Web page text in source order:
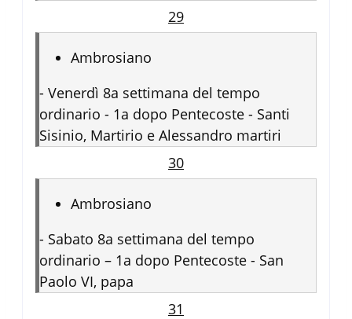
29
Ambrosiano
- Venerdì 8a settimana del tempo
ordinario - 1a dopo Pentecoste - Santi
Sisinio, Martirio e Alessandro martiri
30
Ambrosiano
- Sabato 8a settimana del tempo
ordinario – 1a dopo Pentecoste - San
Paolo VI, papa
31